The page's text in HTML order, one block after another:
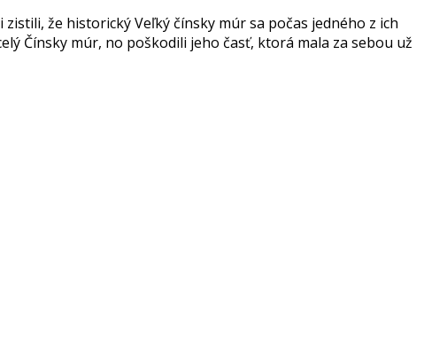
že historický Veľký čínsky múr sa počas jedného z ich
Čínsky múr, no poškodili jeho časť, ktorá mala za sebou už